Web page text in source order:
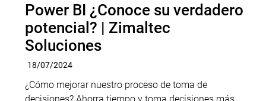
Power BI ¿Conoce su verdadero
potencial? | Zimaltec
Soluciones
18/07/2024
¿Cómo mejorar nuestro proceso de toma de